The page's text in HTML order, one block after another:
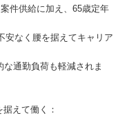
件供給に加え、65歳定年
安なく腰を据えてキャリア
通勤負荷も軽減されま
えて働く：